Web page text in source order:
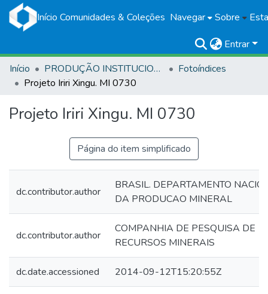
Início Comunidades & Coleções Navegar Sobre
Entrar
Início
PRODUÇÃO INSTITUCIONAL
Fotoíndices
Projeto Iriri Xingu. MI 0730
Projeto Iriri Xingu. MI 0730
Página do item simplificado
dc.contributor.author
BRASIL. DEPARTAMENTO
DA PRODUCAO MINERAL
dc.contributor.author
COMPANHIA DE PESQUISA DE
RECURSOS MINERAIS
dc.date.accessioned 2014-09-12T15:20:55Z